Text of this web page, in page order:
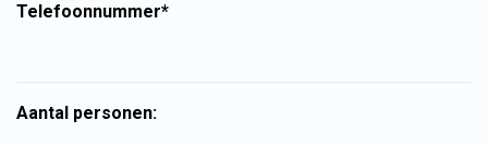
Telefoonnummer*
Aantal personen: